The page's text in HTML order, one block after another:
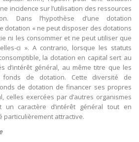
incidence sur l’utilisation des ressources
Dans l’hypothèse d’une dotation
dotation « ne peut disposer des dotations
ni les consommer et ne peut utiliser que
ci ». A contrario, lorsque les statuts
la dotation en capital sert au
d’intérêt général, au même titre que les
de dotation. Cette diversité de
de dotation de financer ses propres
celles exercées par d’autres organismes
caractère d’intérêt général tout en
particulièrement attractive.